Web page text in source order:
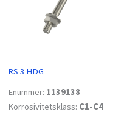
RS 3 HDG
Enummer: 1139138
Korrosivitetsklass: C1-C4